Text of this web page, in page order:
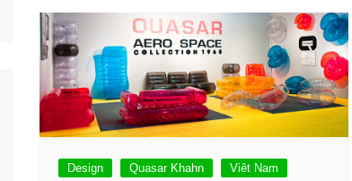
Monowheel
Hélicoptère
Moto
Fusée
Submersible
Musée
Organiques
Bulle Six Coques
Plastique
Design Quasar Khahn Viêt Nam